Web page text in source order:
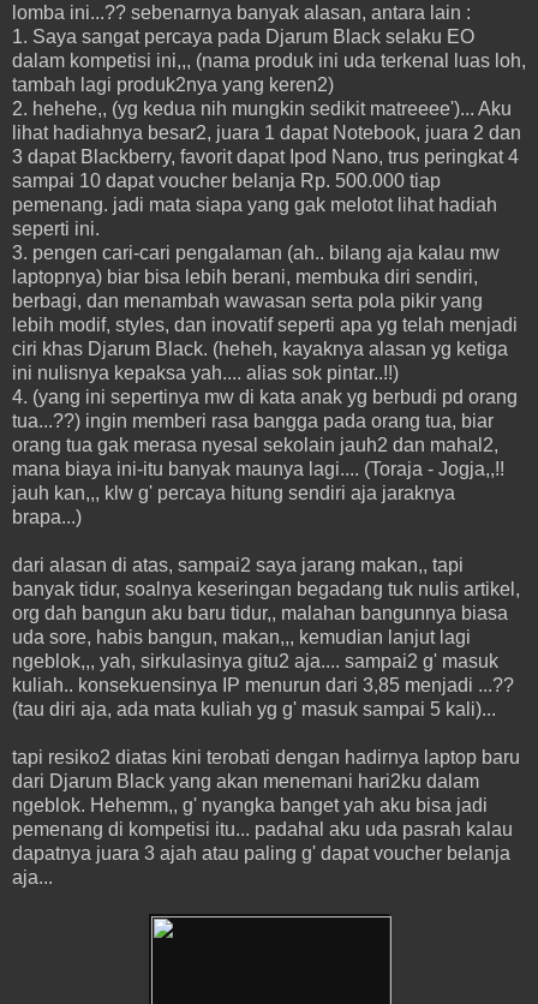
lomba ini...?? sebenarnya banyak alasan, antara lain :
1. Saya sangat percaya pada Djarum Black selaku EO
dalam kompetisi ini,,, (nama produk ini uda terkenal luas loh,
tambah lagi produk2nya yang keren2)
2. hehehe,, (yg kedua nih mungkin sedikit matreeee')... Aku
lihat hadiahnya besar2, juara 1 dapat Notebook, juara 2 dan
3 dapat Blackberry, favorit dapat Ipod Nano, trus peringkat 4
sampai 10 dapat voucher belanja Rp. 500.000 tiap
pemenang. jadi mata siapa yang gak melotot lihat hadiah
seperti ini.
3. pengen cari-cari pengalaman (ah.. bilang aja kalau mw
laptopnya) biar bisa lebih berani, membuka diri sendiri,
berbagi, dan menambah wawasan serta pola pikir yang
lebih modif, styles, dan inovatif seperti apa yg telah menjadi
ciri khas Djarum Black. (heheh, kayaknya alasan yg ketiga
ini nulisnya kepaksa yah.... alias sok pintar..!!)
4. (yang ini sepertinya mw di kata anak yg berbudi pd orang
tua...??) ingin memberi rasa bangga pada orang tua, biar
orang tua gak merasa nyesal sekolain jauh2 dan mahal2,
mana biaya ini-itu banyak maunya lagi.... (Toraja - Jogja,,!!
jauh kan,,, klw g' percaya hitung sendiri aja jaraknya
brapa...)
dari alasan di atas, sampai2 saya jarang makan,, tapi
banyak tidur, soalnya keseringan begadang tuk nulis artikel,
org dah bangun aku baru tidur,, malahan bangunnya biasa
uda sore, habis bangun, makan,,, kemudian lanjut lagi
ngeblok,,, yah, sirkulasinya gitu2 aja.... sampai2 g' masuk
kuliah.. konsekuensinya IP menurun dari 3,85 menjadi ...??
(tau diri aja, ada mata kuliah yg g' masuk sampai 5 kali)...
tapi resiko2 diatas kini terobati dengan hadirnya laptop baru
dari Djarum Black yang akan menemani hari2ku dalam
ngeblok. Hehemm,, g' nyangka banget yah aku bisa jadi
pemenang di kompetisi itu... padahal aku uda pasrah kalau
dapatnya juara 3 ajah atau paling g' dapat voucher belanja
aja...